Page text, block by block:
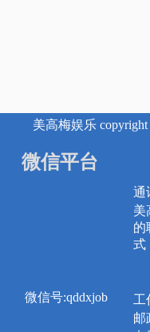
美高梅娱乐
微信平台
微信号:qddxjob
通
美
的
式
工
邮